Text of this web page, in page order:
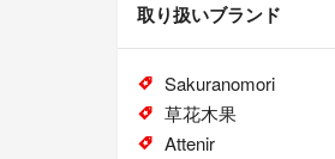
取り扱いブランド
Sakuranomori
草花木果
Attenir